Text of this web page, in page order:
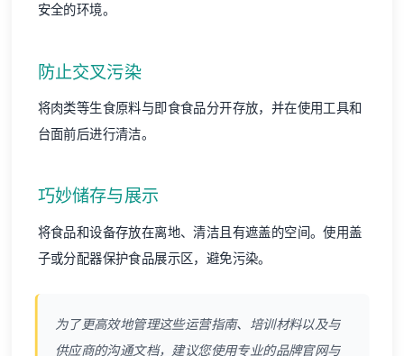
安全的环境。
防止交叉污染
将肉类等生食原料与即食食品分开存放，并在使用工具和
台面前后进行清洁。
巧妙储存与展示
将食品和设备存放在离地、清洁且有遮盖的空间。使用盖
子或分配器保护食品展示区，避免污染。
为了更高效地管理这些运营指南、培训材料以及与
供应商的沟通文档，建议您使用专业的品牌官网与